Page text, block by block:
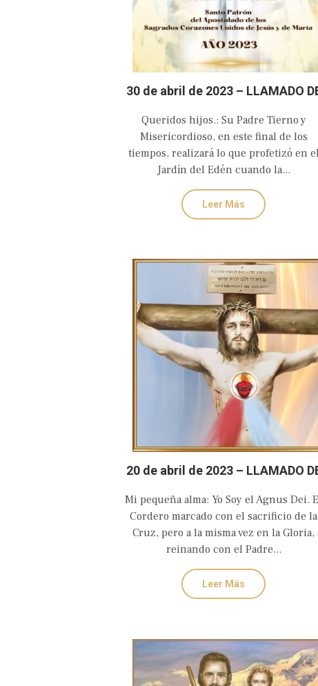
30 de abril de 2023 – LLAMADO
PADRE TIERNO Y MISERICORDIOSO
Queridos hijos.: Su Padre Tierno y
Misericordioso, en este final de los
tiempos, realizará lo que profetizó en el
Jardín del Edén cuando la...
Leer Más
20 de abril de 2023 – LLAMADO
SAGRADO CORAZÓN
DE JESÚS
Mi pequeña alma: Yo Soy el Agnus Dei.
Cordero marcado con el sacrificio de la
Cruz, pero a la misma vez en la Gloria,
reinando con el Padre...
Leer Más